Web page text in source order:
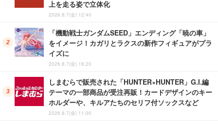
上を走る姿で立体化
2026.8.7(金) 12:40
「機動戦士ガンダムSEED」エンディング「暁の車」
をイメージ！カガリとラクスの新作フィギュアがプラ
イズに
2026.8.7(金) 16:20
しまむらで販売された「HUNTER×HUNTER」G.I.編
テーマの一部商品が受注再販！カードデザインのキー
ホルダーや、キルアたちのセリフ付ソックスなど
2026.8.7(金) 11:00